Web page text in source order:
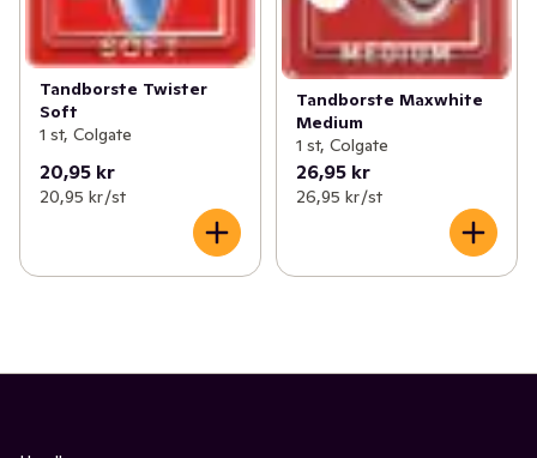
Tandborste Twister
Soft
1 st, Colgate
20,95 kr
20,95 kr /st
Tandborste Maxwhite
Medium
1 st, Colgate
26,95 kr
26,95 kr /st